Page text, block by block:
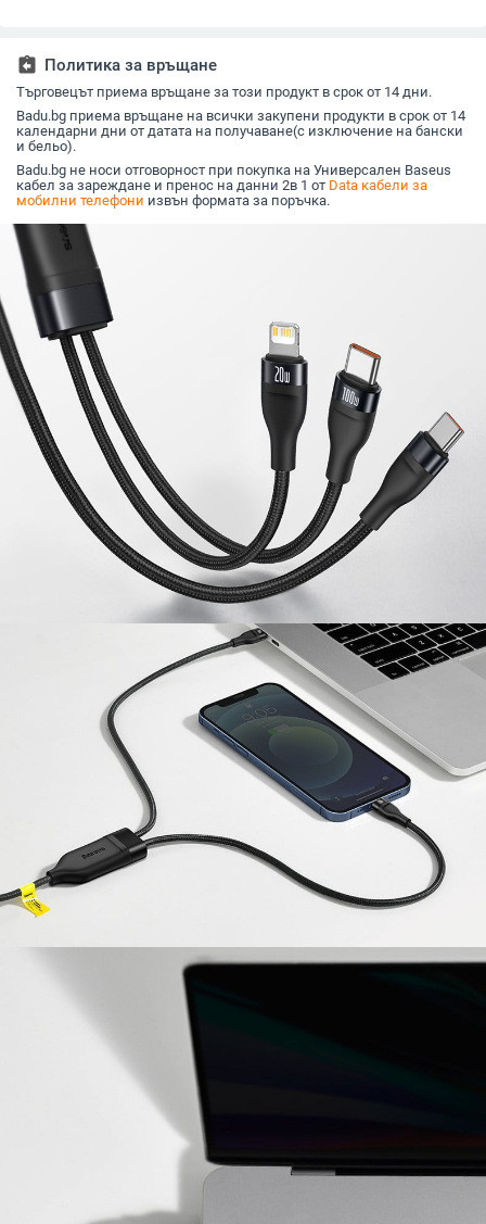
assignment_return Политика за връщане
Търговецът приема връщане за този продукт в срок от 14 дни.
Badu.bg приема връщане на всички закупени продукти в срок от 14
календарни дни от датата на получаване(с изключение на бански
и бельо).
Badu.bg не носи отговорност при покупка на Универсален Baseus
кабел за зареждане и пренос на данни 2в 1 от Data кабели за
мобилни телефони извън формата за поръчка.